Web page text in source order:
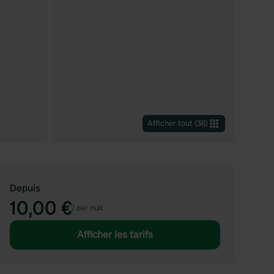
Afficher tout (38)
Depuis
10,00 €/ par nuit
Afficher les tarifs